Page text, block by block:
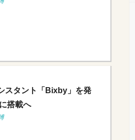
スタント「Bixby」を発
搭載へ